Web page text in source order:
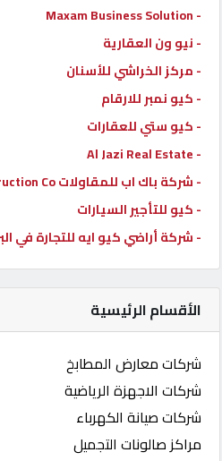
- Maxam Business Solution
- نيو ون العقارية
- مركز الخراشي للأسنان
- كيو نمبر للارقام
- كيو ستي للعقارات
- Al Jazi Real Estate
- شركة باك اب للمقاولات Back Up Construction Co
- كيو للتأجير السيارات
- شركة أراضي كيو ايه للتجارة في
الأقسام الرئيسية
شركات معارض المطابخ
شركات الاجهزة الرياضية
شركات صيانة الكهرباء
مراكز صالونات التجميل